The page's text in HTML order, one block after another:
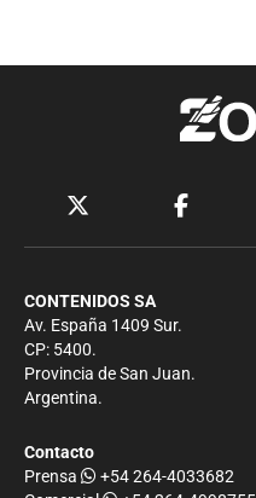
CONTENIDOS SA
Av. España 1409 Sur.
CP: 5400.
Provincia de San Juan.
Argentina.
Contacto
Prensa
+54 264-4033682